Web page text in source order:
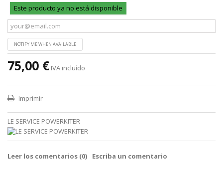
Este producto ya no está disponible
NOTIFY ME WHEN AVAILABLE
75,00 € IVA incluído
Imprimir
LE SERVICE POWERKITER
Leer los comentarios (0) Escriba un comentario